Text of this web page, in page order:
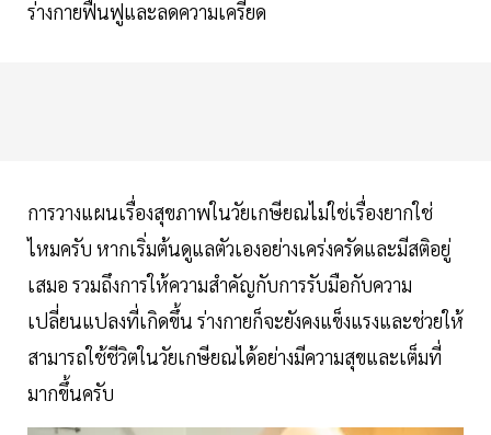
ร่างกายฟื้นฟูและลดความเครียด
การวางแผนเรื่องสุขภาพในวัยเกษียณไม่ใช่เรื่องยากใช่
ไหมครับ หากเริ่มต้นดูแลตัวเองอย่างเคร่งครัดและมีสติอยู่
เสมอ รวมถึงการให้ความสำคัญกับการรับมือกับความ
เปลี่ยนแปลงที่เกิดขึ้น ร่างกายก็จะยังคงแข็งแรงและช่วยให้
สามารถใช้ชีวิตในวัยเกษียณได้อย่างมีความสุขและเต็มที่
มากขึ้นครับ